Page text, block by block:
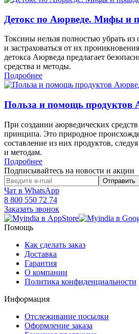
Детокс по Аюрведе. Мифы и
Токсины нельзя полностью убрать
и застраховаться от их
детокса Аюрведа предлагает
средства и методы.
Подробнее
Польза и помощь продуктов
При создании аюрведических
принципа. Это природное
составление из них продуктов,
и методам.
Подробнее
Подписывайтесь на новости и акции
Чат в WhatsApp
8 800 550 72 74
Заказать звонок
Помощь
Как сделать заказ
Доставка
Гарантия
О компании
Политика конфиденциальности
Информация
Отслеживание посылки
Оформление заказа